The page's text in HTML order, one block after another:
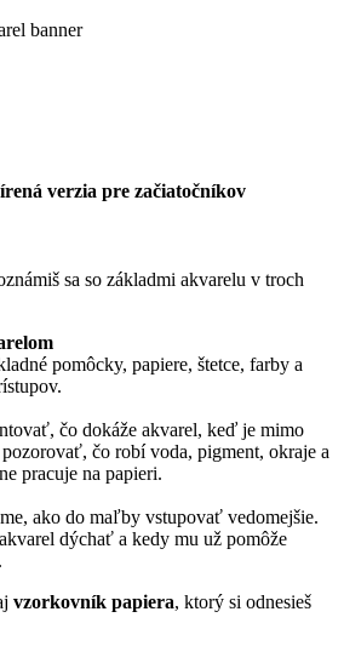
verzia pre začiatočníkov
sa so základmi akvarelu v troch
pomôcky, papiere, štetce, farby a
čo dokáže akvarel, keď je mimo
čo robí voda, pigment, okraje a
pracuje na papieri.
ako do maľby vstupovať vedomejšie.
dýchať a kedy mu už pomôže
vzorkovník papiera, ktorý si odnesieš